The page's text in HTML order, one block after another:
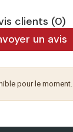
clients (0)
un avis
pour le moment.